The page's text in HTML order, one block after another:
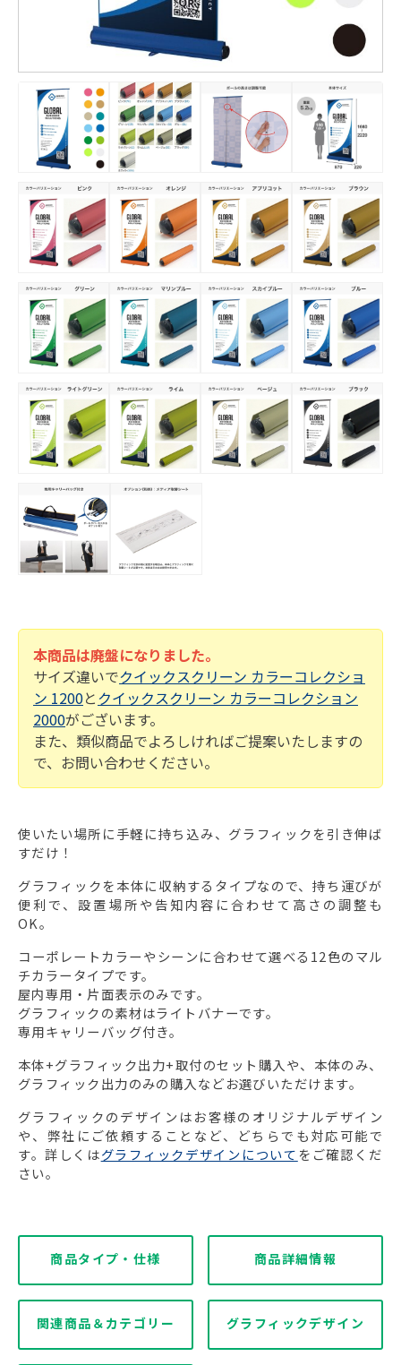
本商品は廃盤になりました。
サイズ違いでクイックスクリーン カラーコレクショ
ン 1200とクイックスクリーン カラーコレクション
2000がございます。
また、類似商品でよろしければご提案いたしますの
で、お問い合わせください。
使いたい場所に手軽に持ち込み、グラフィックを引き伸ば
すだけ！
グラフィックを本体に収納するタイプなので、持ち運びが
便利で、設置場所や告知内容に合わせて高さの調整も
OK。
コーポレートカラーやシーンに合わせて選べる12色のマル
チカラータイプです。
屋内専用・片面表示のみです。
グラフィックの素材はライトバナーです。
専用キャリーバッグ付き。
本体+グラフィック出力+取付のセット購入や、本体のみ、
グラフィック出力のみの購入などお選びいただけます。
グラフィックのデザインはお客様のオリジナルデザイン
や、弊社にご依頼することなど、どちらでも対応可能で
す。詳しくはグラフィックデザインについて をご確認くだ
さい。
商品タイプ・仕様 商品詳細情報
関連商品＆カテゴリー グラフィックデザイン